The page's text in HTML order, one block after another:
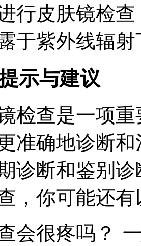
行皮肤镜检
于紫外线辐
示与建议
检查是一项
准确地诊断
诊断和鉴别
，你可能还
会很疼吗？